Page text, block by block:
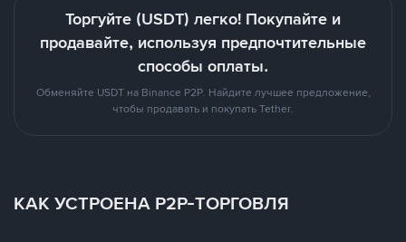
Торгуйте (USDT) легко! Покупайте и
продавайте, используя предпочтительные
способы оплаты.
Обменяйте USDT на Binance P2P. Найдите лучшее предложение,
чтобы продавать и покупать Tether.
КАК УСТРОЕНА P2P-ТОРГОВЛЯ